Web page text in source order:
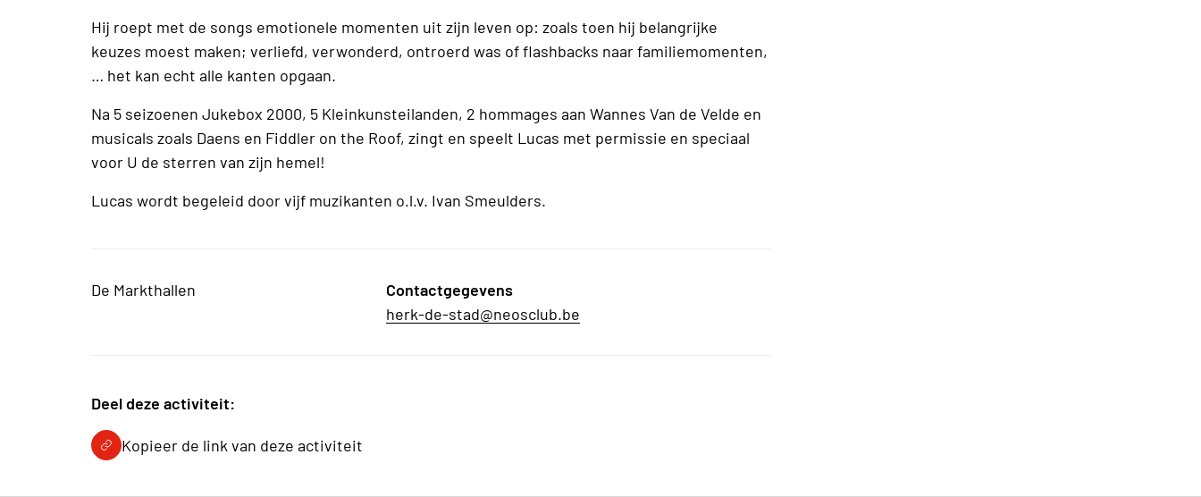
Hij roept met de songs emotionele momenten uit zijn leven op: zoals toen hij belangrijke
keuzes moest maken; verliefd, verwonderd, ontroerd was of flashbacks naar familiemomenten,
… het kan echt alle kanten opgaan.
Na 5 seizoenen Jukebox 2000, 5 Kleinkunsteilanden, 2 hommages aan Wannes Van de Velde en
musicals zoals Daens en Fiddler on the Roof, zingt en speelt Lucas met permissie en speciaal
voor U de sterren van zijn hemel!
Lucas wordt begeleid door vijf muzikanten o.l.v. Ivan Smeulders.
De Markthallen
Contactgegevens
herk-de-stad@neosclub.be
Deel deze activiteit:
Kopieer de link van deze activiteit